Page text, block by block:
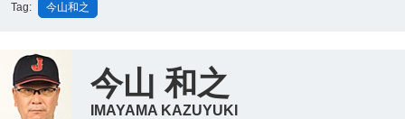
Tag: 今山和之
今山 和之
IMAYAMA KAZUYUKI